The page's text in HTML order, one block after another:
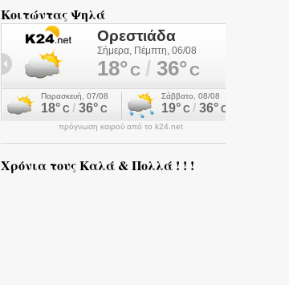
Κοιτώντας Ψηλά
πρόγνωση καιρού από το k24.net
Χρόνια τους Καλά & Πολλά ! ! !